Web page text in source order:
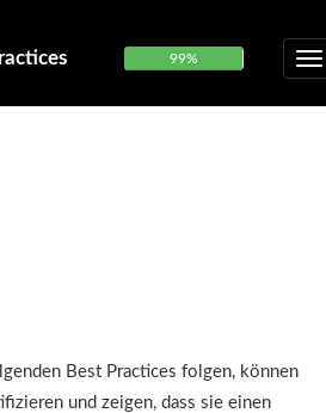
99%
Best Practices folgen, können
und zeigen, dass sie einen